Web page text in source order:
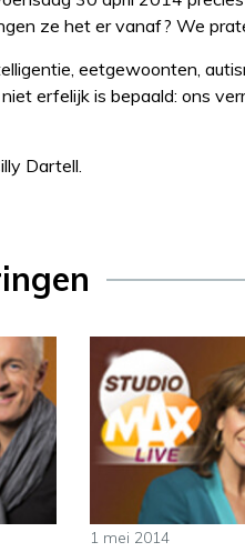
ze het er vanaf? We
eetgewoonten,
erfelijk is bepaald: ons
Dartell.
1 mei 2014